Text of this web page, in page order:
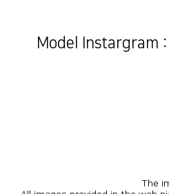
Model Instargram :
The